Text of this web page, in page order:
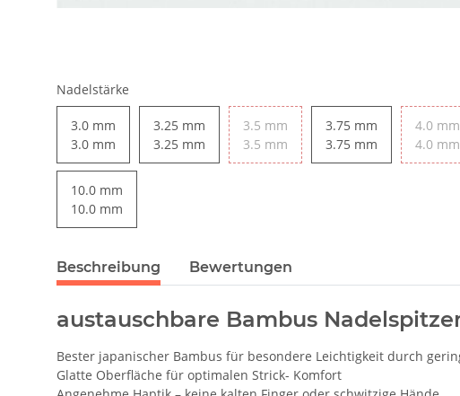
Nadelstärke
3.0 mm
3.0 mm
3.25 mm
3.25 mm
3.5 mm
3.5 mm
3.75 mm
3.75 mm
4.0 mm
4.0 mm
10.0 mm
10.0 mm
Beschreibung Bewertungen
austauschbare Bambus
Bester japanischer Bambus für besondere Leichtigkeit durch
Glatte Oberfläche für optimalen Strick- Komfort